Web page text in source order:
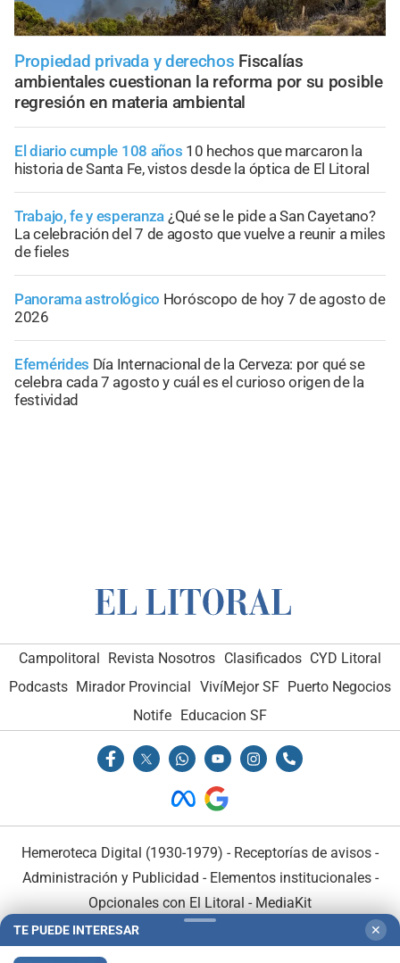
Propiedad privada y derechos Fiscalías
ambientales cuestionan la reforma por su posible
regresión en materia ambiental
El diario cumple 108 años 10 hechos que marcaron la
historia de Santa Fe, vistos desde la óptica de El Litoral
Trabajo, fe y esperanza ¿Qué se le pide a San Cayetano?
La celebración del 7 de agosto que vuelve a reunir a miles
de fieles
Panorama astrológico Horóscopo de hoy 7 de agosto de
2026
Efemérides Día Internacional de la Cerveza: por qué se
celebra cada 7 agosto y cuál es el curioso origen de la
festividad
Campolitoral Revista Nosotros Clasificados CYD Litoral
Podcasts Mirador Provincial VivíMejor SF Puerto Negocios
Notife Educacion SF
Hemeroteca Digital (1930-1979) - Receptorías de avisos -
Administración y Publicidad - Elementos institucionales-
Opcionales con El Litoral - MediaKit
TE PUEDE INTERESAR ✕